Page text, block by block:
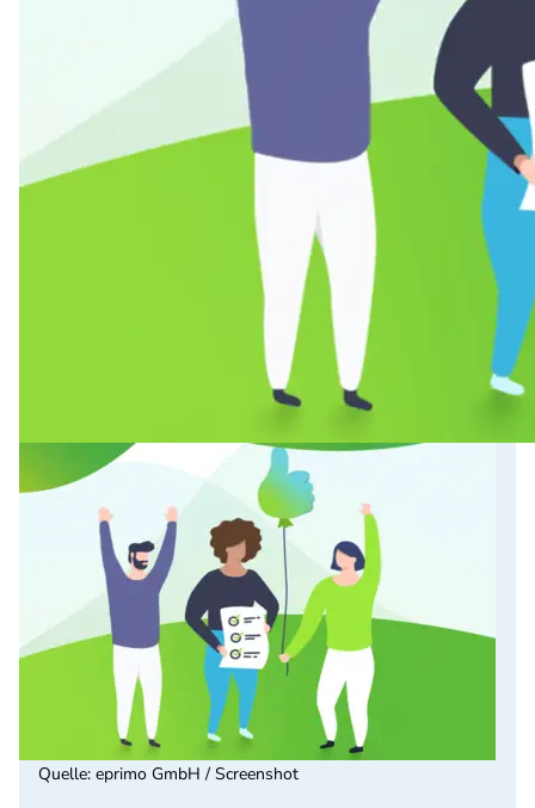
Quelle: eprimo GmbH / Screenshot